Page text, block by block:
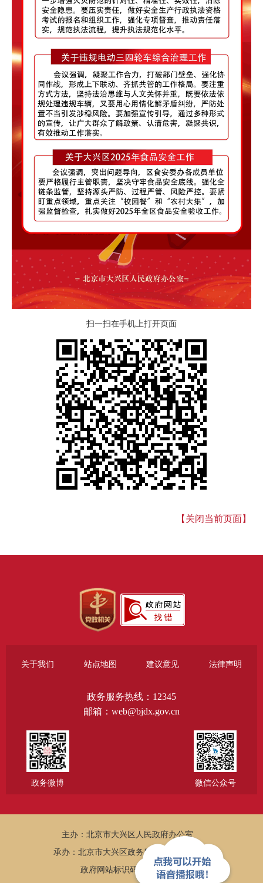
扫一扫在手机上打开页面
【关闭当前页面】
关于我们 站点地图 建议意见 法律声明
政务服务热线：12345
邮箱：web@bjdx.gov.cn
政务微博 微信公众号
主办：北京市大兴区人民政府办公室
承办：北京市大兴区政务服务和数据管理局
政府网站标识码：1101150005